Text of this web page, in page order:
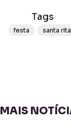
Tags
festa santa rita
MAIS